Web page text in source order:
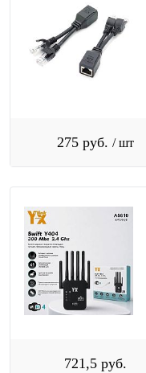
275 руб. / шт
721,5 руб.